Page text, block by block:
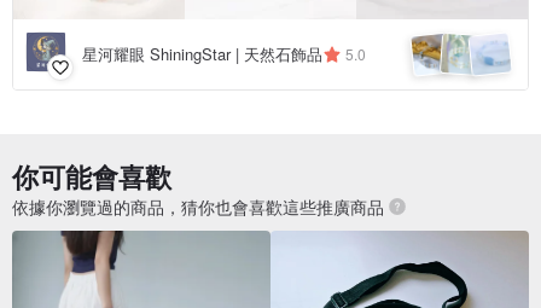
星河耀眼 ShiningStar | 天然石飾品 5.0
你可能會喜歡
依據你瀏覽過的商品，猜你也會喜歡這些推廣商品